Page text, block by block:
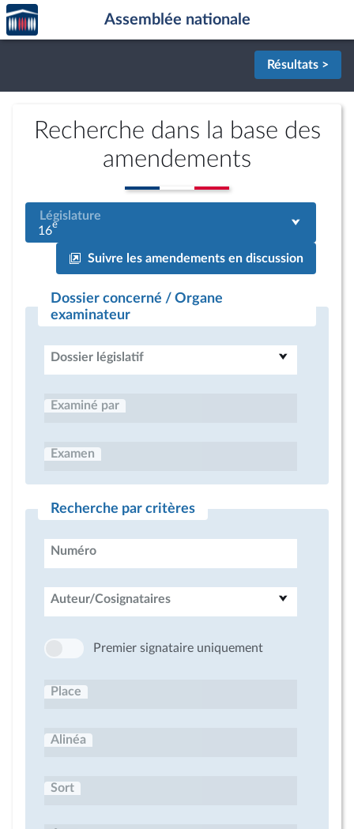
Aller au contenu
Aller en bas de la page
Accèder
à la
page
Assemblée nationale
Résultats >
Recherche dans la base des
amendements
Législature
16e
Suivre les amendements en discussion
Dossier concerné / Organe
examinateur
Dossier législatif
Examiné par
Examen
Recherche par critères
Numéro
Auteur/Cosignataires
Premier signataire uniquement
Place
Alinéa
Sort